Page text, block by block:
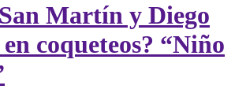
Martín y Diego
coqueteos? “Niño